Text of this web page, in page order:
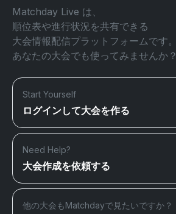
Matchday Live は、
順位表や進行状況を共有できる
大会情報配信プラットフォームです。
あなたの大会でも使ってみませんか？
Start Yourself
ログインして大会を作る
Need Help?
大会作成を依頼する
他の大会もMatchdayで見たいですか？